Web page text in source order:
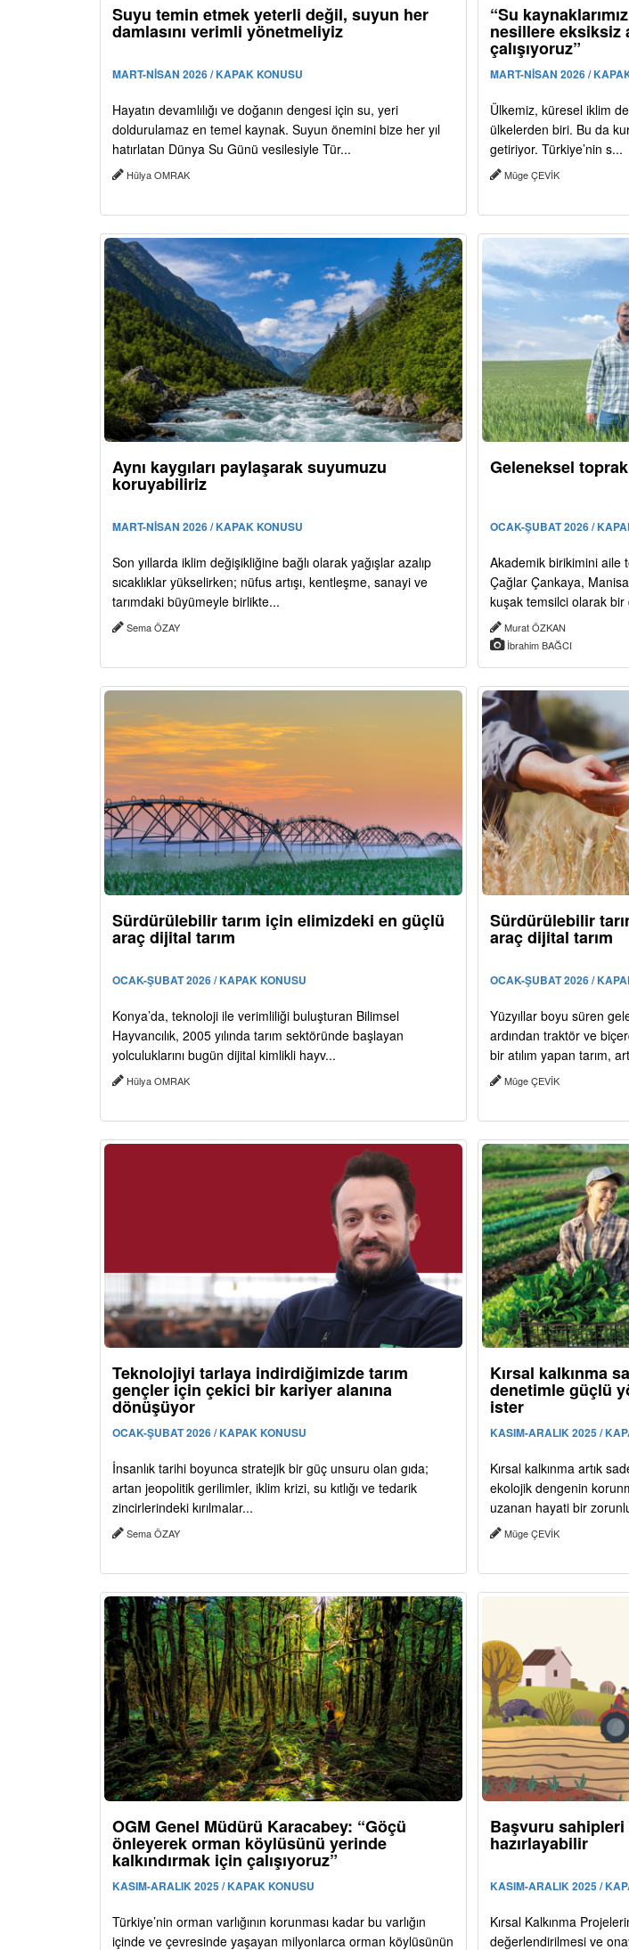
Suyu temin etmek yeterli değil, suyun her
damlasını verimli yönetmeliyiz
MART-NİSAN 2026 / KAPAK KONUSU
Hayatın devamlılığı ve doğanın dengesi için su, yeri
doldurulamaz en temel kaynak. Suyun önemini bize her yıl
hatırlatan Dünya Su Günü vesilesiyle Tür...
Hülya OMRAK
“Su
nesillere eksiksiz
çalışıyoruz”
MART-NİSAN 2026 /
Ülkemiz, küresel iklim
ülkelerden biri. Bu da
getiriyor. Türkiye’nin s...
Müge ÇEVİK
Aynı kaygıları paylaşarak suyumuzu
koruyabiliriz
MART-NİSAN 2026 / KAPAK KONUSU
Son yıllarda iklim değişikliğine bağlı olarak yağışlar azalıp
sıcaklıklar yükselirken; nüfus artışı, kentleşme, sanayi ve
tarımdaki büyümeyle birlikte...
Sema ÖZAY
Geleneksel
OCAK-ŞUBAT 2026 /
Akademik birikimini aile
Çağlar Çankaya,
kuşak temsilci olarak bir
Murat ÖZKAN
İbrahim BAĞCI
Sürdürülebilir tarım için elimizdeki en güçlü
araç dijital tarım
OCAK-ŞUBAT 2026 / KAPAK KONUSU
Konya’da, teknoloji ile verimliliği buluşturan Bilimsel
Hayvancılık, 2005 yılında tarım sektöründe başlayan
yolculuklarını bugün dijital kimlikli hayv...
Hülya OMRAK
Sürdürülebilir
araç dijital tarım
OCAK-ŞUBAT 2026 /
Yüzyıllar boyu süren
ardından traktör ve
bir atılım yapan tarım,
Müge ÇEVİK
Teknolojiyi tarlaya indirdiğimizde tarım
gençler için çekici bir kariyer alanına
dönüşüyor
OCAK-ŞUBAT 2026 / KAPAK KONUSU
İnsanlık tarihi boyunca stratejik bir güç unsuru olan gıda;
artan jeopolitik gerilimler, iklim krizi, su kıtlığı ve tedarik
zincirlerindeki kırılmalar...
Sema ÖZAY
Kırsal kalkınma
denetimle güçlü
ister
KASIM-ARALIK 2025 /
Kırsal kalkınma artık
ekolojik dengenin
uzanan hayati bir
Müge ÇEVİK
OGM Genel Müdürü Karacabey: “Göçü
önleyerek orman köylüsünü yerinde
kalkındırmak için çalışıyoruz”
KASIM-ARALIK 2025 / KAPAK KONUSU
Türkiye’nin orman varlığının korunması kadar bu varlığın
içinde ve çevresinde yaşayan milyonlarca orman köylüsünün
Başvuru
hazırlayabilir
KASIM-ARALIK 2025 /
Kırsal Kalkınma
değerlendirilmesi ve